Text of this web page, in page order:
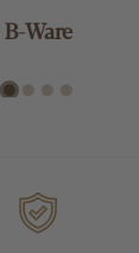
B-Ware